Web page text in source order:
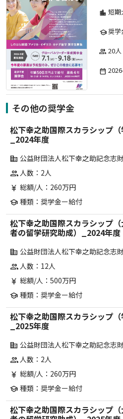
location_city 短期大学,専
school奨学
group 20人
date_range
その他の奨学金
松下幸之助国際スカラシップ（
_2024年度
corporate_fare 公益財団法人松下幸之助記念志
group人数：2人
currency_yen 総額/人：260万円
school 種類：奨学金ー給付
松下幸之助国際スカラシップ
者の留学研究助成）_2024年度
corporate_fare 公益財団法人松下幸之助記念志
group人数：12人
currency_yen 総額/人：500万円
school 種類：奨学金ー給付
松下幸之助国際スカラシップ（
_2025年度
corporate_fare 公益財団法人松下幸之助記念志
group人数：2人
currency_yen 総額/人：260万円
school 種類：奨学金ー給付
松下幸之助国際スカラシップ